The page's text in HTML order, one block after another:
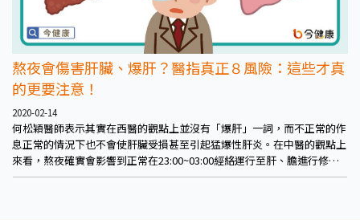
熬夜會傷害肝臟、爆肝？醫指真正８風險：這些才真
的更要注意！
2020-02-14
何松穎醫師表示其實在西醫的觀點上並沒有「爆肝」一詞，而不正常的作
息正常的情況下也不會使肝臟受損甚至引起猛爆性肝炎。在中醫的觀點上
來看，熬夜確實會影響到正常在23:00~03:00經絡運行至肝、膽進行修復
的運作，而中醫的「肝」並不單單指得是肝臟，其範圍更廣，和肝臟也沒